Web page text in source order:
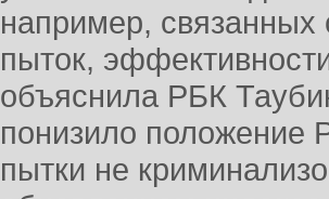
например, связанных
пыток,
объяснила РБК
понизило положение
пытки не